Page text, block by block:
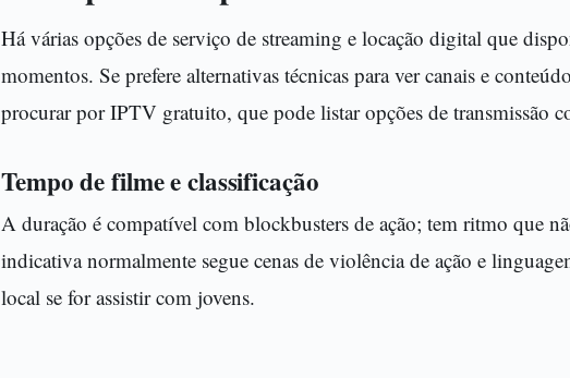
Há várias opções de serviço de streaming e locação digital que
momentos. Se prefere alternativas técnicas para ver canais e
procurar por IPTV gratuito, que pode listar opções de transmissão
Tempo de filme e classificação
A duração é compatível com blockbusters de ação; tem ritmo que
indicativa normalmente segue cenas de violência de ação e
local se for assistir com jovens.